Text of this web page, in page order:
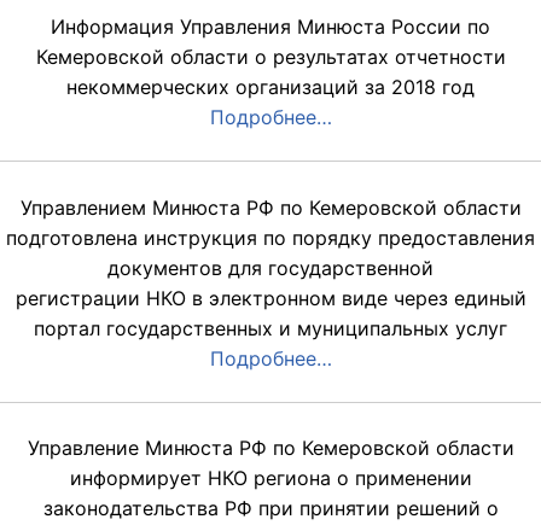
Информация Управления Минюста России по
Кемеровской области о результатах отчетности
некоммерческих организаций за 2018 год
Подробнее…
Управлением Минюста РФ по Кемеровской области
подготовлена инструкция по порядку предоставления
документов для государственной
регистрации НКО в электронном виде через единый
портал государственных и муниципальных услуг
Подробнее…
Управление Минюста РФ по Кемеровской области
информирует НКО региона о применении
законодательства РФ при принятии решений о